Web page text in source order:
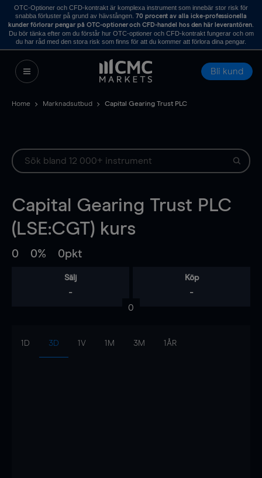
OTC-Optioner och CFD-kontrakt är komplexa instrument som innebär stor risk för
snabba förluster på grund av hävstången. 70 procent av alla icke-professionella
kunder förlorar pengar på OTC-optioner och CFD-handel hos den här leverantören.
Du bör tänka efter om du förstår hur OTC-optioner och CFD-kontrakt fungerar och om
du har råd med den stora risk som finns för att du kommer att förlora dina pengar.
Bli kund
Home Marknadsutbud Capital Gearing Trust PLC
Capital Gearing Trust PLC
(LSE:CGT) kurs
0 0% 0pkt
Sälj
-
Köp
-
0
1D 3D 1V 1M 3M 1ÅR